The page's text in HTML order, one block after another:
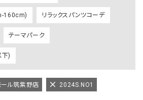
160cm) リラックスパンツコーデ
テーマパーク
)
ル筑紫野店 2024S.NO1